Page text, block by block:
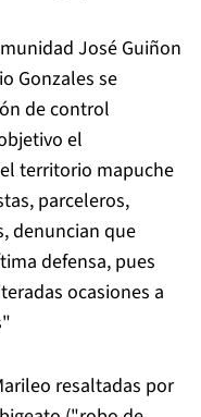
José Guiñon
Gonzales se
de control
el
territorio mapuche
parceleros,
denuncian que
defensa, pues
ocasiones a
resaltadas por